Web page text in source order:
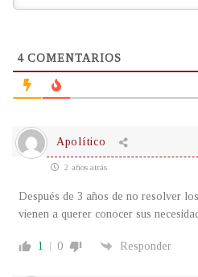
4COMENTARIOS
Apolítico
2 años atrás
Después de 3 años de no resolver
vienen a querer conocer sus
1 0 Responder